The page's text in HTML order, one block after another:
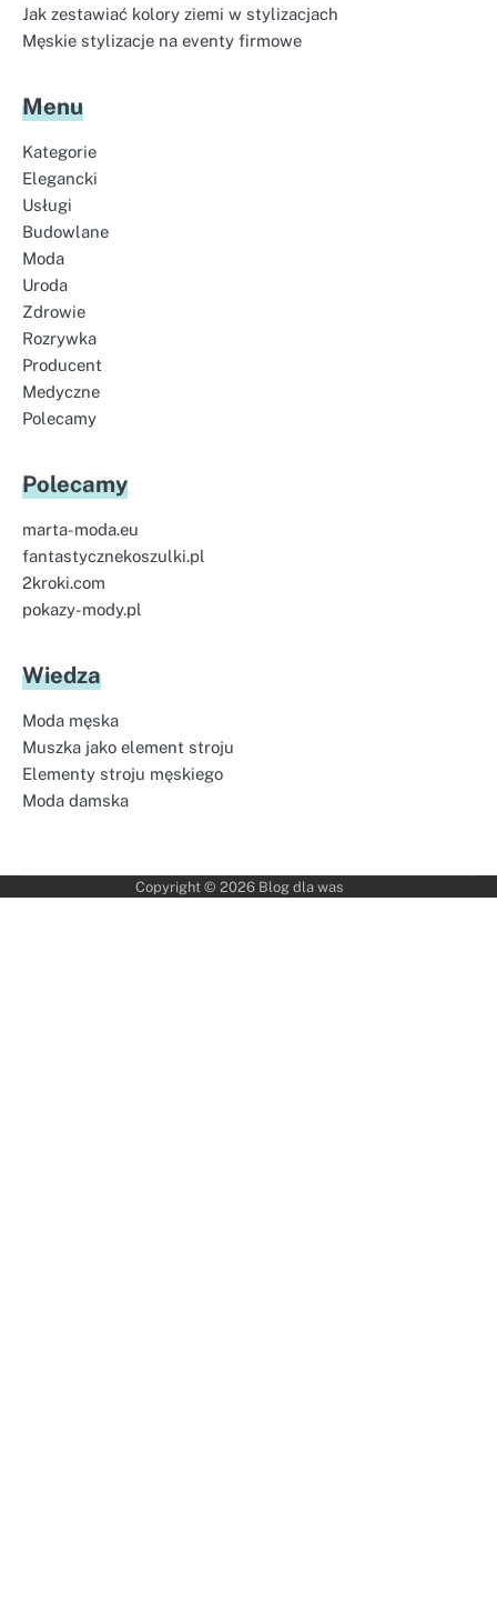
Jak zestawiać kolory ziemi w stylizacjach
Męskie stylizacje na eventy firmowe
Menu
Kategorie
Elegancki
Usługi
Budowlane
Moda
Uroda
Zdrowie
Rozrywka
Producent
Medyczne
Polecamy
Polecamy
marta-moda.eu
fantastycznekoszulki.pl
2kroki.com
pokazy-mody.pl
Wiedza
Moda męska
Muszka jako element stroju
Elementy stroju męskiego
Moda damska
Copyright © 2026 Blog dla was